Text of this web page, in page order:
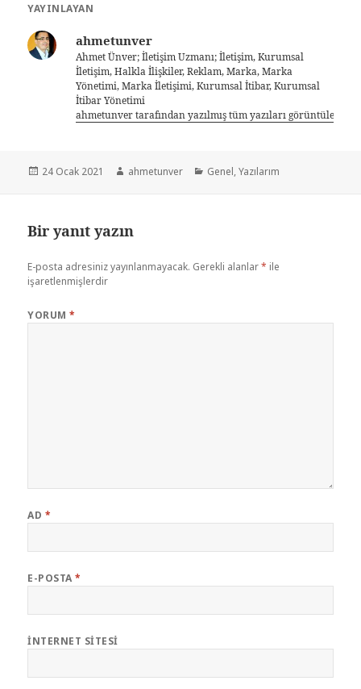
YAYINLAYAN
ahmetunver
Ahmet Ünver; İletişim Uzmanı; İletişim, Kurumsal
İletişim, Halkla İlişkiler, Reklam, Marka, Marka
Yönetimi, Marka İletişimi, Kurumsal İtibar, Kurumsal
İtibar Yönetimi
ahmetunver tarafından yazılmış tüm yazıları görüntüle
24 Ocak 2021 ahmetunver Genel,Yazılarım
Bir yanıt yazın
E-posta adresiniz yayınlanmayacak. Gerekli alanlar* ile
işaretlenmişlerdir
YORUM*
AD *
E-POSTA*
İNTERNET SITESI